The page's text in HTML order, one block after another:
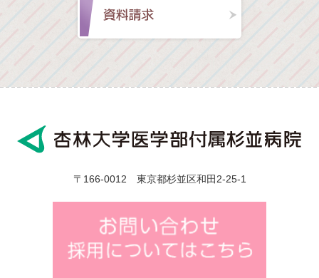
〒166-0012 東京都杉並区和田2-25-1